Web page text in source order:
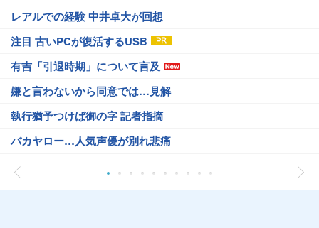
レアルでの経験 中井卓大が回想
注目 古いPCが復活するUSB
有吉「引退時期」について言及
嫌と言わないから同意では…見解
執行猶予つけば御の字 記者指摘
バカヤロー…人気声優が別れ悲痛